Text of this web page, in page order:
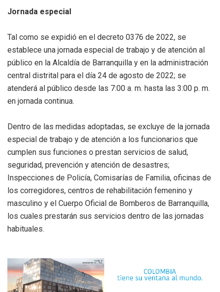
Jornada especial
Tal como se expidió en el decreto 0376 de 2022, se
establece una jornada especial de trabajo y de atención al
público en la Alcaldía de Barranquilla y en la administración
central distrital para el día 24 de agosto de 2022; se
atenderá al público desde las 7:00 a. m. hasta las 3:00 p. m.
en jornada continua.
Dentro de las medidas adoptadas, se excluye de la jornada
especial de trabajo y de atención a los funcionarios que
cumplen sus funciones o prestan servicios de salud,
seguridad, prevención y atención de desastres;
Inspecciones de Policía, Comisarías de Familia, oficinas de
los corregidores, centros de rehabilitación femenino y
masculino y el Cuerpo Oficial de Bomberos de Barranquilla,
los cuales prestarán sus servicios dentro de las jornadas
habituales.